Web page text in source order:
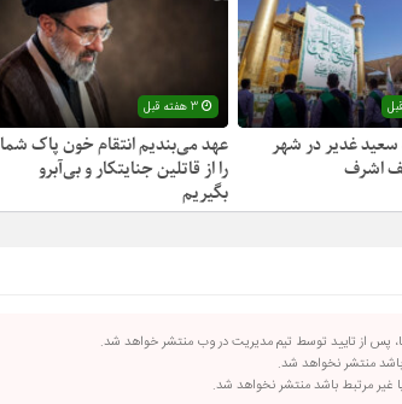
سعید غدیر در شهر
اشرف
3 هفته قبل
عهد می‌بندیم انتقام خون پاک شما
را از قاتلین جنایتکار و بی‌آبرو
بگیریم
پس از تایید توسط تیم مدیریت در وب منتشر خواهد شد.
منتشر نخواهد شد.
غیر مرتبط باشد منتشر نخواهد شد.